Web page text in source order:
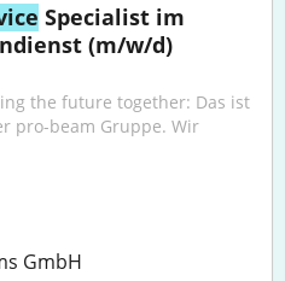
Specialist im
(m/w/d)
the future together: Das ist
pro-beam Gruppe. Wir
GmbH